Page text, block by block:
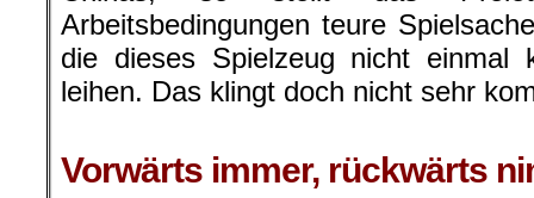
Arbeitsbedingungen teure
die dieses Spielzeug nicht einmal
leihen. Das klingt doch nicht sehr
Vorwärts immer, rückwärts